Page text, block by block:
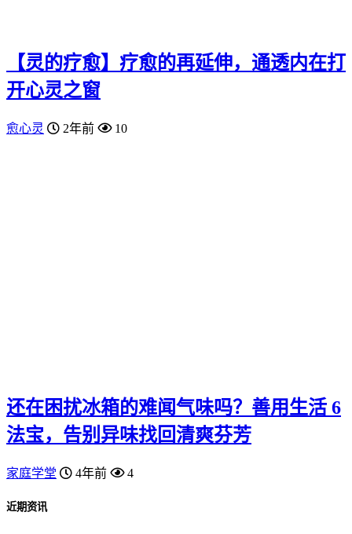
【灵的疗愈】疗愈的再延伸，通透内在打
开心灵之窗
愈心灵 2年前 10
还在困扰冰箱的难闻气味吗？善用生活 6
法宝，告别异味找回清爽芬芳
家庭学堂 4年前 4
近期资讯